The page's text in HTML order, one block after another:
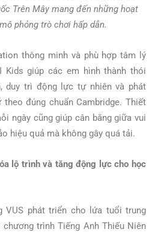
Trên Mây mang đến những hoạt
phỏng trò chơi hấp dẫn.
thông minh và phù hợp tâm lý
Kids giúp các em hình thành thói
duy trì động lực tự nhiên và phát
đúng chuẩn Cambridge. Thiết
ngày cũng giúp cân bằng giữa vui
hiệu quả mà không gây quá tải.
lộ trình và tăng động lực cho học
VUS phát triển cho lứa tuổi trung
trình Tiếng Anh Thiếu Niên